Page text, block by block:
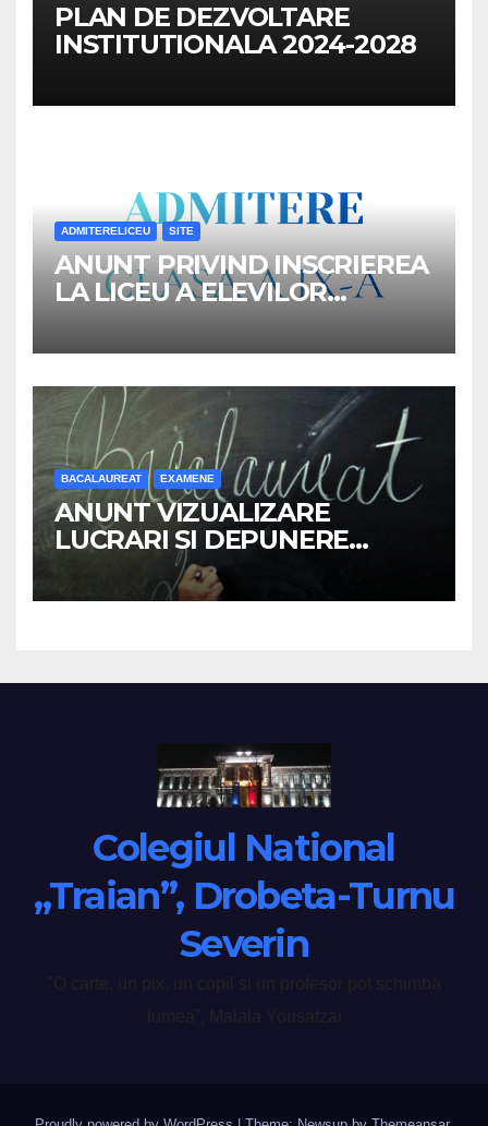
PLAN DE DEZVOLTARE
INSTITUTIONALA 2024-2028
ADMITERELICEU SITE
ANUNT PRIVIND INSCRIEREA
LA LICEU A ELEVILOR
ANUL SCOLAR 2026-2027
BACALAUREAT EXAMENE
ANUNT VIZUALIZARE
LUCRARI SI DEPUNERE
CONTESTATII –
BACALAUREAT 2026
Colegiul National
„Traian”, Drobeta-Turnu
Severin